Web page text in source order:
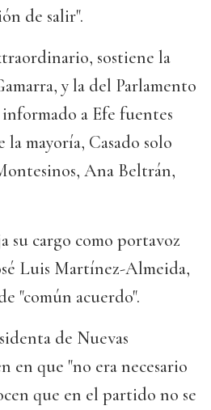
de salir".
sostiene la
y la del Parlamento
a Efe fuentes
mayoría, Casado solo
Ana Beltrán,
su cargo como portavoz
Luis Martínez-Almeida,
"común acuerdo".
de Nuevas
en que "no era necesario
que en el partido no se